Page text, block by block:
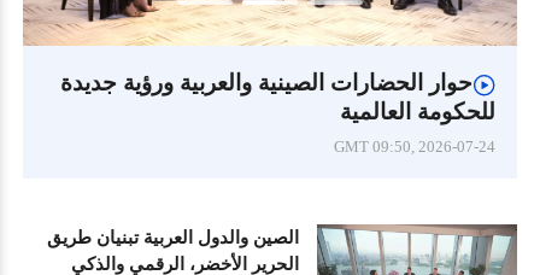
تعزيز التبادلات الحزبية وتحقيق التنمية والفوز
المشترك بين الصين والدول العربية
GMT 09:50, 2026-07-24
الصين والدول العربية تبنيان طريق
الحرير الأخضر، الرقمي والذكي